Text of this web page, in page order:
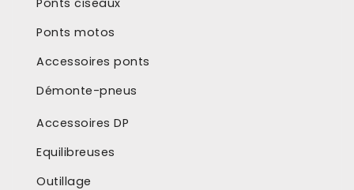
Ponts motos
Accessoires ponts
Démonte-pneus
Accessoires DP
Equilibreuses
Outillage